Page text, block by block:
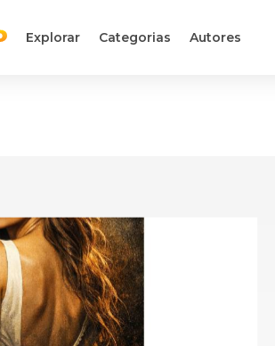
Explorar Categorias Autores